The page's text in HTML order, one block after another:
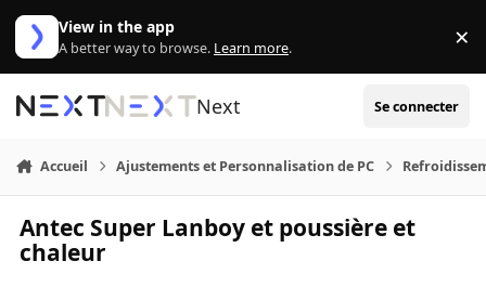
Aller au contenu
View in the app
A better way to browse. Learn more. ×
Next Se connecter
Accueil Ajustements et Personnalisation de PC
Antec Super Lanboy et poussière et
chaleur